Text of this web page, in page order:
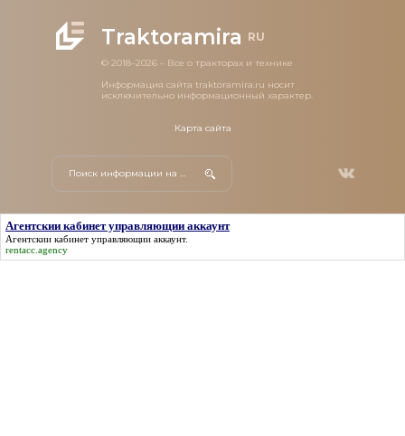
Traktoramira RU
© 2018–2026 – Все о тракторах и технике
Информация сайта traktoramira.ru носит
исключительно информационный характер.
Карта сайта
Агентскии кабинет управляющии аккаунт
Агентскии кабинет управляющии аккаунт.
rentacc.agency